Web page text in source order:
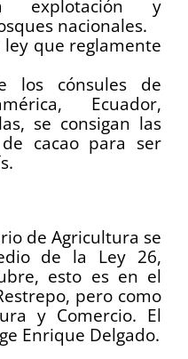
explotación y
nacionales.
que reglamente
los cónsules de
Ecuador,
se consigan las
cacao para ser
de Agricultura se
de la Ley 26,
esto es en el
pero como
y Comercio. El
Enrique Delgado.